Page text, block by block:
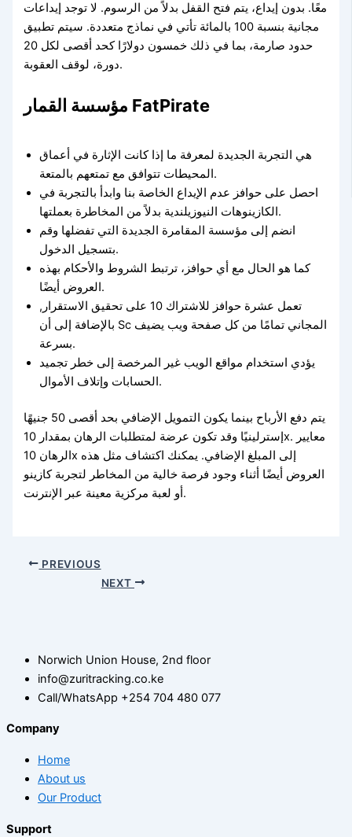
معًا. بدون إيداع، يتم فتح القفل بدلاً من الرسوم. لا توجد إيداعات
مجانية بنسبة 100 بالمائة تأتي في نماذج متعددة. سيتم تطبيق
حدود صارمة، بما في ذلك خمسون دولارًا كحد أقصى لكل 20
دورة، لوقف العقوبة.
مؤسسة القمار FatPirate
هي التجربة الجديدة لمعرفة ما إذا كانت الإثارة في أعماق
المحيطات تتوافق مع تمتعهم بالمتعة.
احصل على حوافز عدم الإيداع الخاصة بنا وابدأ بالتجربة في
الكازينوهات النيوزيلندية بدلاً من المخاطرة بعملتها.
انضم إلى مؤسسة المقامرة الجديدة التي تفضلها وقم
بتسجيل الدخول.
كما هو الحال مع أي حوافز، ترتبط الشروط والأحكام بهذه
العروض أيضًا.
تعمل عشرة حوافز للاشتراك 10 على تحقيق الاستقرار,
بالإضافة إلى أن Sc المجاني تمامًا من كل صفحة ويب يضيف
بسرعة.
يؤدي استخدام مواقع الويب غير المرخصة إلى خطر تجميد
الحسابات وإتلاف الأموال.
يتم دفع الأرباح بينما يكون التمويل الإضافي بحد أقصى 50 جنيهًا
إسترلينيًا وقد تكون عرضة لمتطلبات الرهان بمقدار 10x. معايير
الرهان 10x إلى المبلغ الإضافي. يمكنك اكتشاف مثل هذه
العروض أيضًا أثناء وجود فرصة خالية من المخاطر لتجربة كازينو
أو لعبة مركزية معينة عبر الإنترنت.
PREVIOUS
NEXT
Norwich Union House, 2nd floor
info@zuritracking.co.ke
Call/WhatsApp +254 704 480 077
Company
Home
About us
Our Product
Support